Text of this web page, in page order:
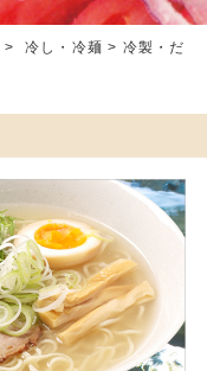
>冷し・冷麺 > 冷製・だ